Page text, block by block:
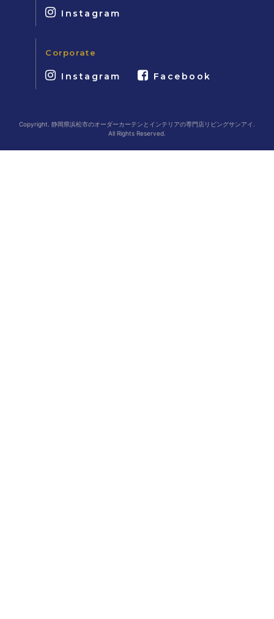
Instagram
Corporate
Instagram Facebook
Copyright. 静岡県浜松市のオーダーカーテンとインテリアの専門店リビングサンアイ.
All Rights Reserved.